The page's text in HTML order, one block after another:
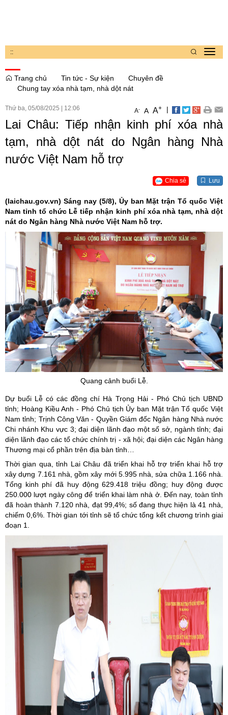
::
Trang chủ
Tin tức - Sự kiện
Chuyên đề
Chung tay xóa nhà tạm, nhà dột nát
Thứ ba, 05/08/2025 12:06 A- A A+ |
Lai Châu: Tiếp nhận kinh phí xóa nhà
tạm, nhà dột nát do Ngân hàng Nhà
nước Việt Nam hỗ trợ
Chia sẻ Lưu
(laichau.gov.vn) Sáng nay (5/8), Ủy ban Mặt trận Tổ quốc Việt
Nam tỉnh tổ chức Lễ tiếp nhận kinh phí xóa nhà tạm, nhà dột
nát do Ngân hàng Nhà nước Việt Nam hỗ trợ.
Quang cảnh buổi Lễ.
Dự buổi Lễ có các đồng chí Hà Trọng Hải - Phó Chủ tịch UBND
tỉnh; Hoàng Kiều Anh - Phó Chủ tịch Ủy ban Mặt trận Tổ quốc Việt
Nam tỉnh; Trịnh Công Văn - Quyền Giám đốc Ngân hàng Nhà nước
Chi nhánh Khu vực 3; đại diện lãnh đạo một số sở, ngành tỉnh; đại
diện lãnh đạo các tổ chức chính trị - xã hội; đại diện các Ngân hàng
Thương mại cổ phần trên địa bàn tỉnh…
Thời gian qua, tỉnh Lai Châu đã triển khai hỗ trợ triển khai hỗ trợ
xây dựng 7.161 nhà, gồm xây mới 5.995 nhà, sửa chữa 1.166 nhà.
Tổng kinh phí đã huy động 629.418 triệu đồng; huy động được
250.000 lượt ngày công để triển khai làm nhà ở. Đến nay, toàn tỉnh
đã hoàn thành 7.120 nhà, đạt 99,4%; số đang thực hiện là 41 nhà,
chiếm 0,6%. Thời gian tới tỉnh sẽ tổ chức tổng kết chương trình giai
đoạn 1.